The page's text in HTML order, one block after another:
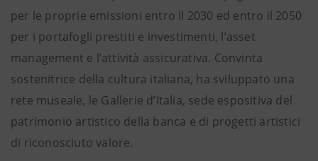
per le proprie emissioni entro il 2030 ed entro il 2050
per i portafogli prestiti e investimenti, l’asset
management e l’attività assicurativa. Convinta
sostenitrice della cultura italiana, ha sviluppato una
rete museale, le Gallerie d’Italia, sede espositiva del
patrimonio artistico della banca e di progetti artistici
di riconosciuto valore.